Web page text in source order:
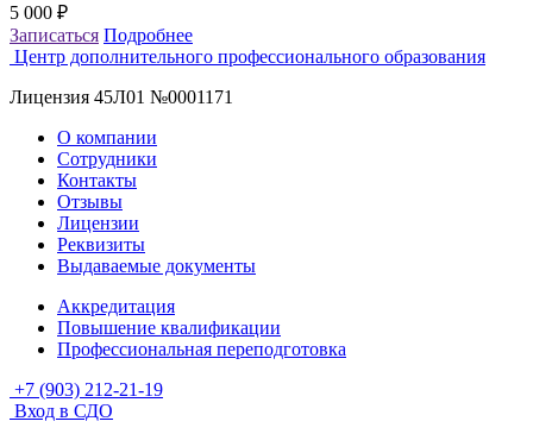
5 000 ₽
Записаться Подробнее
Центр дополнительного профессионального образования
Лицензия 45Л01 №0001171
О компании
Сотрудники
Контакты
Отзывы
Лицензии
Реквизиты
Выдаваемые документы
Аккредитация
Повышение квалификации
Профессиональная переподготовка
+7 (903) 212-21-19
Вход в СДО